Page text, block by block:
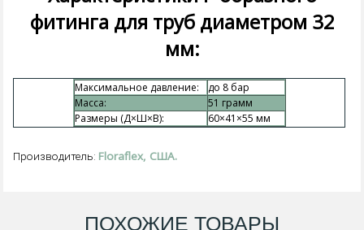
фитинга для труб диаметром 32
мм:
Максимальное давление:
до 8 бар
Масса:
51 грамм
Размеры (Д×Ш×В):
60×41×55 мм
Производитель: Floraflex, США.
ПОХОЖИЕ ТОВАРЫ